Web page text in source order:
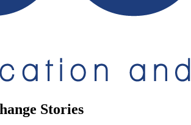
Stories